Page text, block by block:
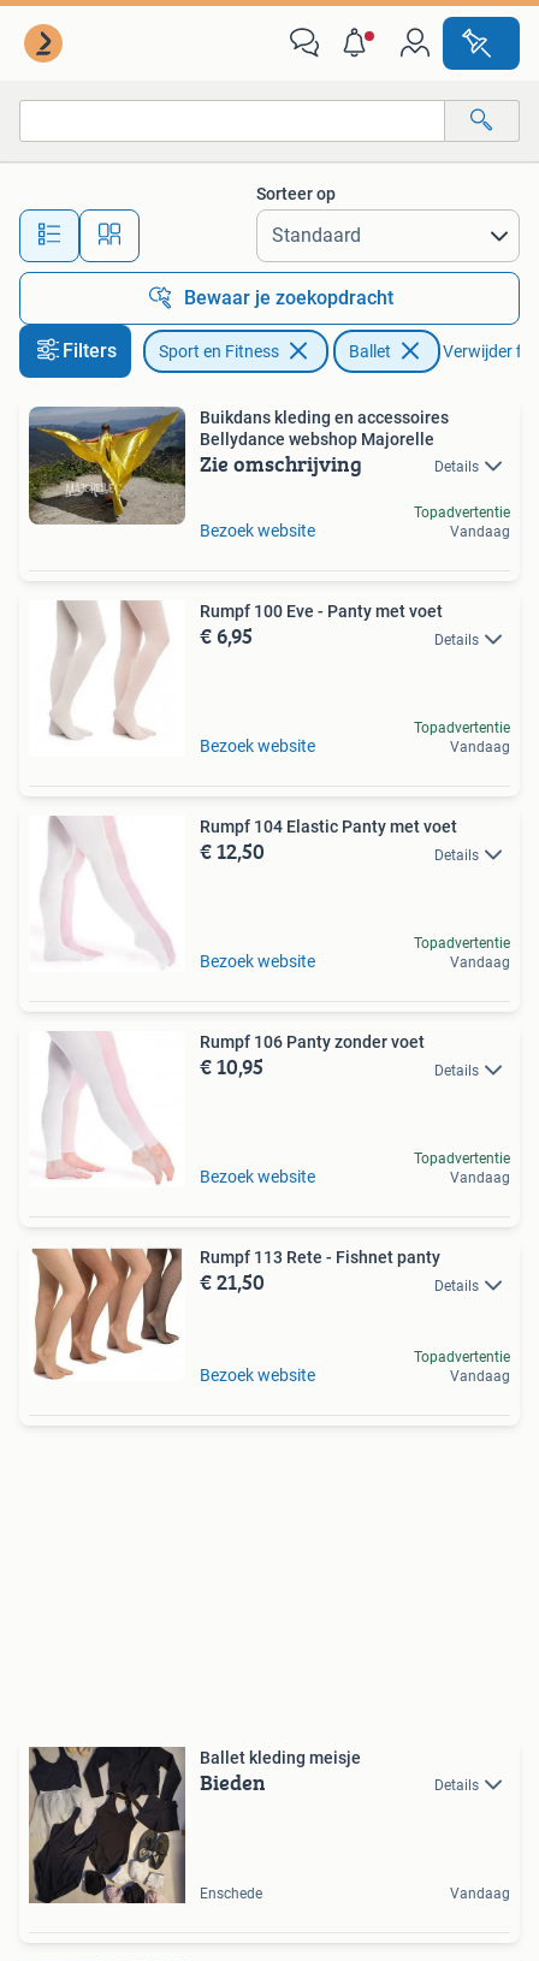
Alle afstanden…
Sorteer op
Bewaar je zoekopdracht
Filters Sport en Fitness Ballet Verwijder
Buikdans kleding en accessoires
Bellydance webshop Majorelle
Zie omschrijving Details
Bezoek website
Topadvertentie
Vandaag
Rumpf 100 Eve - Panty met voet
€ 6,95 Details
Bezoek website
Topadvertentie
Vandaag
Rumpf 104 Elastic Panty met voet
€ 12,50 Details
Bezoek website
Topadvertentie
Vandaag
Rumpf 106 Panty zonder voet
€ 10,95 Details
Bezoek website
Topadvertentie
Vandaag
Rumpf 113 Rete - Fishnet panty
€ 21,50 Details
Bezoek website
Topadvertentie
Vandaag
Ballet kleding meisje
Bieden Details
Enschede Vandaag